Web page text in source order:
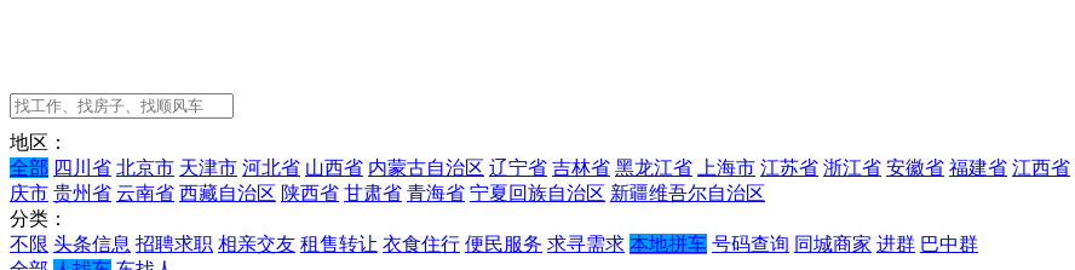
地区：
全部 四川省 北京市 天津市 河北省 山西省 内蒙古自治区 辽宁省 吉林省 黑龙江省 上海市 江苏省 浙江省 安徽省 福建省 江西省
庆市 贵州省 云南省 西藏自治区 陕西省 甘肃省 青海省 宁夏回族自治区 新疆维吾尔自治区
分类：
不限 头条信息 招聘求职 相亲交友 租售转让 衣食住行 便民服务 求寻需求 本地拼车 号码查询 同城商家 进群 巴中群